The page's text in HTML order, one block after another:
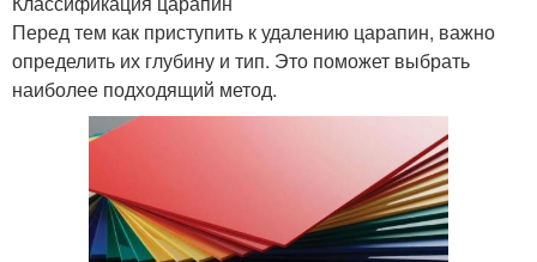
Перед тем как приступить к удалению царапин, важно
определить их глубину и тип. Это поможет выбрать
наиболее подходящий метод.